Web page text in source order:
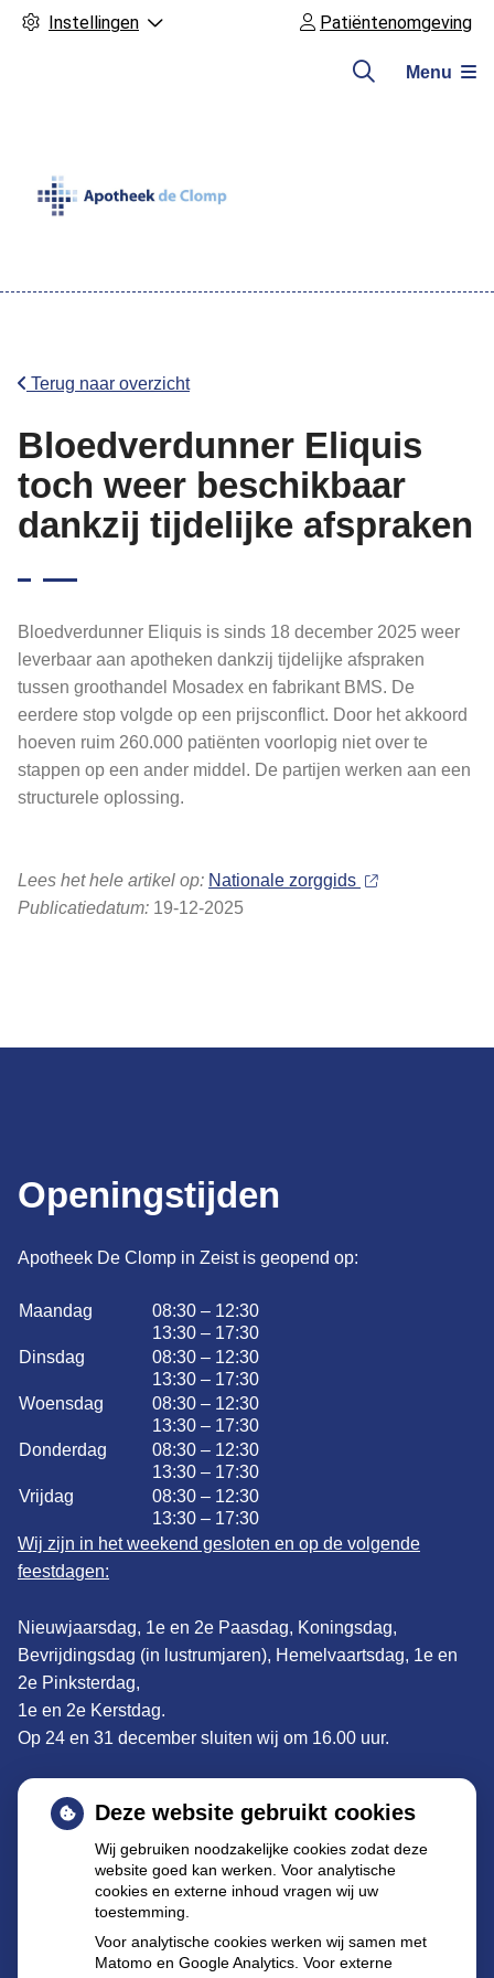
Instellingen Patiëntenomgeving
Menu
Terug naar overzicht
Bloedverdunner Eliquis
toch weer beschikbaar
dankzij tijdelijke afspraken
Bloedverdunner Eliquis is sinds 18 december 2025 weer
leverbaar aan apotheken dankzij tijdelijke afspraken
tussen groothandel Mosadex en fabrikant BMS. De
eerdere stop volgde op een prijsconflict. Door het akkoord
hoeven ruim 260.000 patiënten voorlopig niet over te
stappen op een ander middel. De partijen werken aan een
structurele oplossing.
Lees het hele artikel op: Nationale zorggids
Publicatiedatum: 19-12-2025
Openingstijden
Apotheek De Clomp in Zeist is geopend op:
Maandag
08:30 – 12:30
13:30 – 17:30
Dinsdag
08:30 – 12:30
13:30 – 17:30
Woensdag
08:30 – 12:30
13:30 – 17:30
Donderdag
08:30 – 12:30
13:30 – 17:30
Vrijdag
08:30 – 12:30
13:30 – 17:30
Wij zijn in het weekend gesloten en op de volgende
feestdagen:
Nieuwjaarsdag, 1e en 2e Paasdag, Koningsdag,
Bevrijdingsdag (in lustrumjaren), Hemelvaartsdag, 1e en
2e Pinksterdag,
1e en 2e Kerstdag.
Op 24 en 31 december sluiten wij om 16.00 uur.
Adres:
Tel: 030 695 57 22
declomp@apothekenzeist.nl
Buiten de openingstijden kunt u terecht bij de
dienstapotheek te Utrecht:
Deze website gebruikt cookies
Wij gebruiken noodzakelijke cookies zodat deze
website goed kan werken. Voor analytische
cookies en externe inhoud vragen wij uw
toestemming.
Voor analytische cookies werken wij samen met
Matomo en Google Analytics. Voor externe